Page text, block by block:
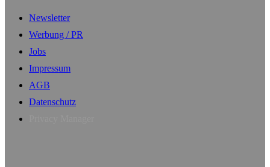
Newsletter
Werbung / PR
Jobs
Impressum
AGB
Datenschutz